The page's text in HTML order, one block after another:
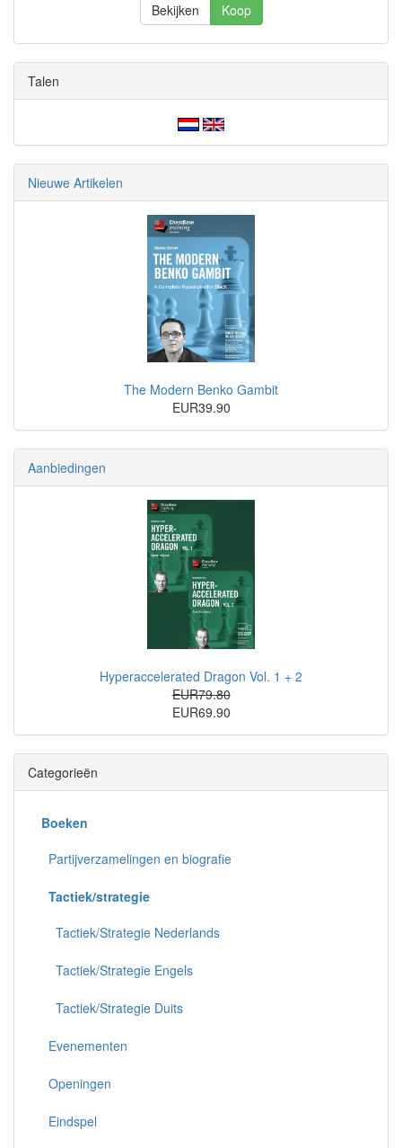
Bekijken Koop
Talen
Nieuwe Artikelen
The Modern Benko Gambit
EUR39.90
Aanbiedingen
Hyperaccelerated Dragon Vol. 1 + 2
EUR79.80
EUR69.90
Categorieën
Boeken
Partijverzamelingen en biografie
Tactiek/strategie
Tactiek/Strategie Nederlands
Tactiek/Strategie Engels
Tactiek/Strategie Duits
Evenementen
Openingen
Eindspel